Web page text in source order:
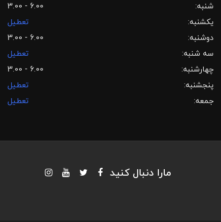
شنبه:
3.00 - 6.00
یکشنبه:
تعطیل
دوشنبه:
3.00 - 6.00
سه شنبه:
تعطیل
چهارشنبه:
3.00 - 6.00
پنجشنبه:
تعطیل
جمعه:
تعطیل
مارا دنبال کنید